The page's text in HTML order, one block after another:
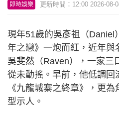
即時娛樂 更新時間：12:00 2026-08-
現年51歲的吳彥祖（Daniel
年之戀》一炮而紅，近年與
吳斐然（Raven），一家三
從未動搖。早前，他低調回
《九龍城寨之終章》，更
型示人。